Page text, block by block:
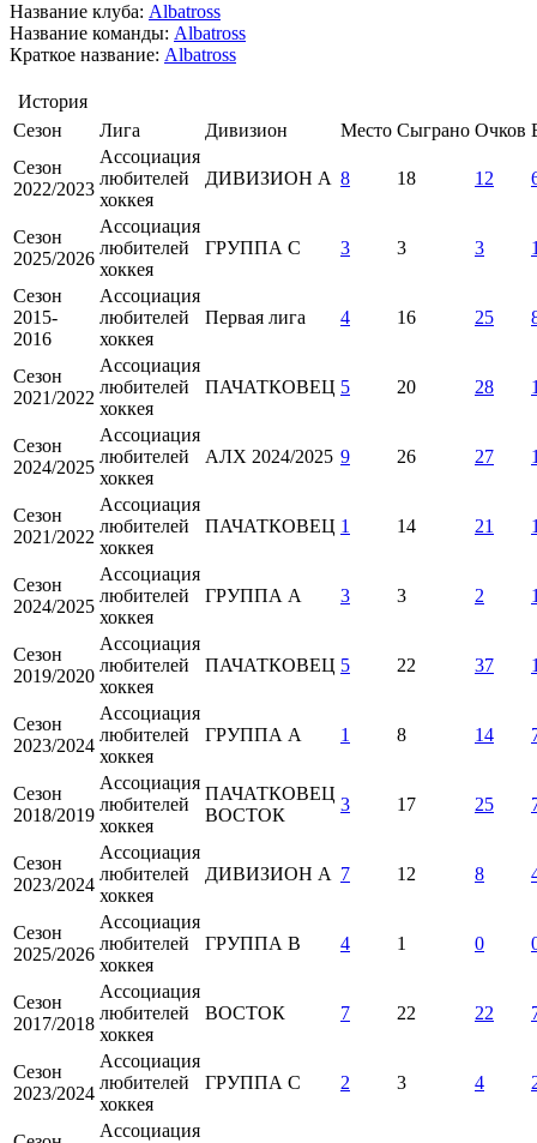
Название клуба: Albatross
Название команды: Albatross
Краткое название: Albatross
История
Сезон
Лига Дивизион Место Сыграно Очков
Сезон
2022/2023
Ассоциация
любителей
хоккея
ДИВИЗИОН А 8 18 12
Сезон
2025/2026
Ассоциация
любителей
хоккея
ГРУППА С 3 3 3
Сезон
2015-
2016
Ассоциация
любителей
хоккея
Первая лига 4 16 25
Сезон
2021/2022
Ассоциация
любителей
хоккея
ПАЧАТКОВЕЦ 5 20 28
Сезон
2024/2025
Ассоциация
любителей
хоккея
АЛХ 2024/2025 9 26 27
Сезон
2021/2022
Ассоциация
любителей
хоккея
ПАЧАТКОВЕЦ 1 14 21
Сезон
2024/2025
Ассоциация
любителей
хоккея
ГРУППА А 3 3 2
Сезон
2019/2020
Ассоциация
любителей
хоккея
ПАЧАТКОВЕЦ 5 22 37
Сезон
2023/2024
Ассоциация
любителей
хоккея
ГРУППА А 1 8 14
Сезон
2018/2019
Ассоциация
любителей
хоккея
ПАЧАТКОВЕЦ
ВОСТОК
3 17 25
Сезон
2023/2024
Ассоциация
любителей
хоккея
ДИВИЗИОН А 7 12 8
Сезон
2025/2026
Ассоциация
любителей
хоккея
ГРУППА B 4 1 0
Сезон
2017/2018
Ассоциация
любителей
хоккея
ВОСТОК 7 22 22
Сезон
2023/2024
Ассоциация
любителей
хоккея
ГРУППА С 2 3 4
Ассоциация